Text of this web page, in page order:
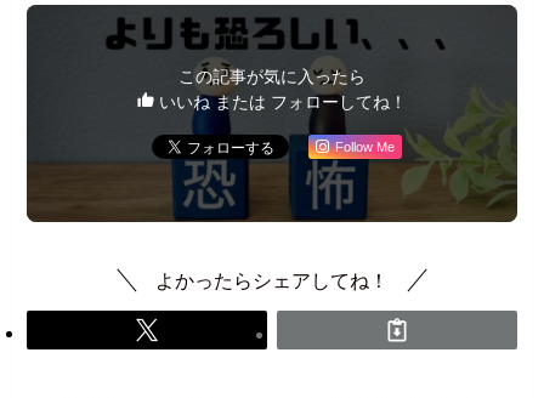
この記事が気に入ったら
いいね または フォローしてね！
Follow Me
よかったらシェアしてね！